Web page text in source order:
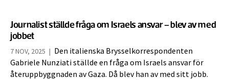
Journalist ställde fråga om Israels ansvar – blev av med
jobbet
7 NOV, 2025 | Den italienska Brysselkorrespondenten
Gabriele Nunziati ställde en fråga om Israels ansvar för
återuppbyggnaden av Gaza. Då blev han av med sitt jobb.